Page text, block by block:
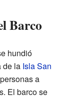
Barco
hundió
de la Isla San
a
El barco se